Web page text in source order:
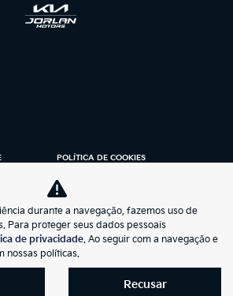
POLÍTICA DE COOKIES
K-MOTORS LTDA
58.274.539/0001-19
durante a navegação, fazemos uso de
Para proteger seus dados pessoais
de privacidade. Ao seguir com a navegação e
nossas políticas.
Recusar